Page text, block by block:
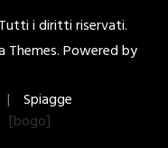
i diritti riservati.
Themes. Powered by
Spiagge
[bogo]